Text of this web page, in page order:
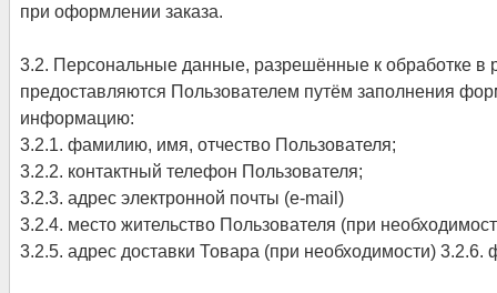
при оформлении заказа.
3.2. Персональные данные, разрешённые к обработке в
предоставляются Пользователем путём заполнения
информацию:
3.2.1. фамилию, имя, отчество Пользователя;
3.2.2. контактный телефон Пользователя;
3.2.3. адрес электронной почты (e-mail)
3.2.4. место жительство Пользователя (при
3.2.5. адрес доставки Товара (при необходимости)